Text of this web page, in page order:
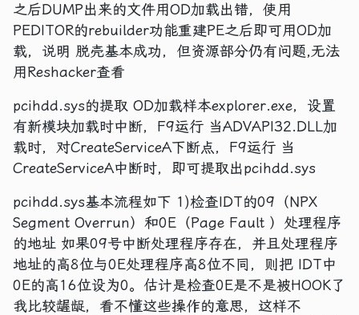
之后DUMP出来的文件用OD加载出错，使用
PEDITOR的rebuilder功能重建PE之后即可用OD加
载，说明 脱壳基本成功，但资源部分仍有问题,无法
用Reshacker查看
pcihdd.sys的提取 OD加载样本explorer.exe，设置
有新模块加载时中断，F9运行 当ADVAPI32.DLL加
载时，对CreateServiceA下断点，F9运行 当
CreateServiceA中断时，即可提取出pcihdd.sys
pcihdd.sys基本流程如下 1)检查IDT的09（NPX
Segment Overrun）和0E（Page Fault ）处理程序
的地址 如果09号中断处理程序存在，并且处理程序
地址的高8位与0E处理程序高8位不同，则把 IDT中
0E的高16位设为0。估计是检查0E是不是被HOOK了
我比较龌龊，看不懂这些操作的意思，这样不